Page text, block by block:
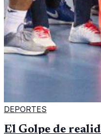
DEPORTES
El Golpe de